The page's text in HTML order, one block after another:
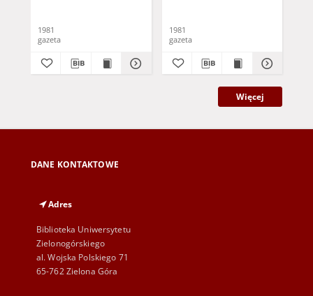
1981
gazeta
1981
gazeta
Więcej
DANE KONTAKTOWE
Adres
Biblioteka Uniwersytetu
Zielonogórskiego
al. Wojska Polskiego 71
65-762 Zielona Góra